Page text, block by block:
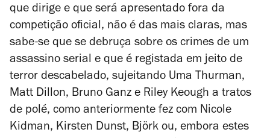
que dirige e que será apresentado fora da
competição oficial, não é das mais claras, mas
sabe-se que se debruça sobre os crimes de um
assassino serial e que é registada em jeito de
terror descabelado, sujeitando Uma Thurman,
Matt Dillon, Bruno Ganz e Riley Keough a tratos
de polé, como anteriormente fez com Nicole
Kidman, Kirsten Dunst, Björk ou, embora estes